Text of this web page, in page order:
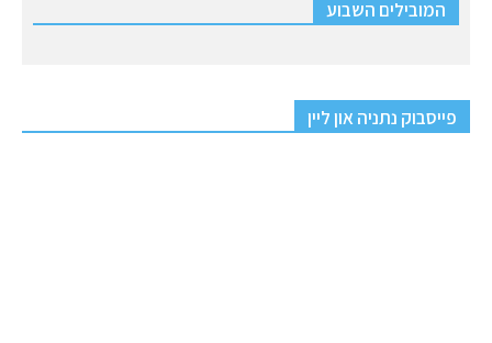
המובילים השבוע
פייסבוק נתניה און ליין